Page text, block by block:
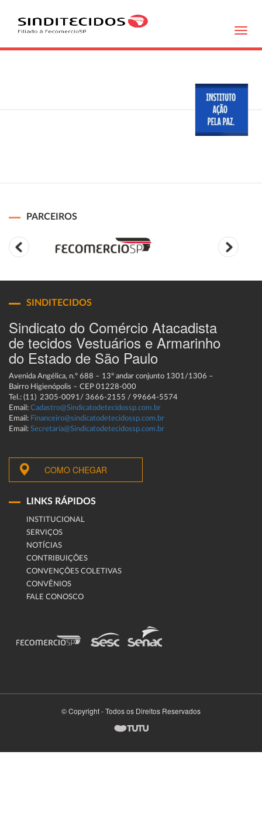
PARCEIROS
SINDITECIDOS
Sindicato do Comércio Atacadista
de tecidos Vestuários e Armarinho
do Estado de São Paulo
Avenida Angélica, n.º 688 – 13º andar conjunto 1301/1306 –
Bairro Higienópolis – CEP 01228-000
Tel.: (11) 2305-0091/ 3666-2155 / 99664-5574
Email: Cadastro@Sindicatodetecidossp.com.br
Email: Financeiro@sindicatodetecidossp.com.br
Email: Secretaria@Sindicatodetecidossp.com.br
COMO CHEGAR
LINKS RÁPIDOS
INSTITUCIONAL
SERVIÇOS
NOTÍCIAS
CONTRIBUIÇÕES
CONVENÇÕES COLETIVAS
CONVÊNIOS
FALE CONOSCO
© Copyright - Todos os Direitos Reservados